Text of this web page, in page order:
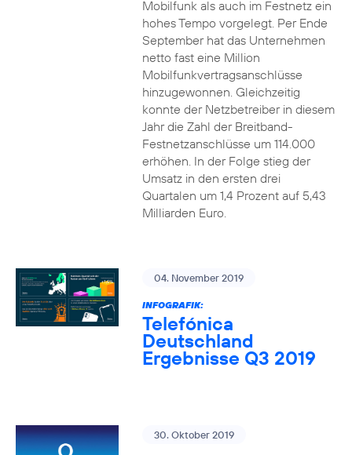
Mobilfunk als auch im Festnetz ein
hohes Tempo vorgelegt. Per Ende
September hat das Unternehmen
netto fast eine Million
Mobilfunkvertragsanschlüsse
hinzugewonnen. Gleichzeitig
konnte der Netzbetreiber in diesem
Jahr die Zahl der Breitband-
Festnetzanschlüsse um 114.000
erhöhen. In der Folge stieg der
Umsatz in den ersten drei
Quartalen um 1,4 Prozent auf 5,43
Milliarden Euro.
04. November 2019
INFOGRAFIK:
Telefónica
Deutschland
Ergebnisse Q3 2019
30. Oktober 2019